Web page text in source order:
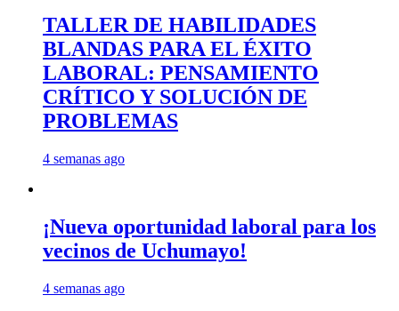
TALLER DE HABILIDADES
BLANDAS PARA EL ÉXITO
LABORAL: PENSAMIENTO
CRÍTICO Y SOLUCIÓN DE
PROBLEMAS
4 semanas ago
¡Nueva oportunidad laboral para los
vecinos de Uchumayo!
4 semanas ago